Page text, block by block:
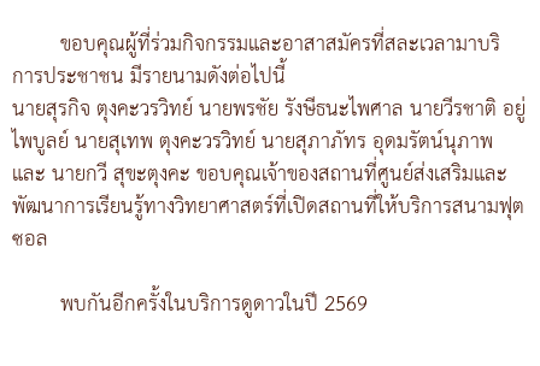
ขอบคุณผู้ที่ร่วมกิจกรรมและอาสาสมัครที่สละเวลามาบริ
การประชาชน มีรายนามดังต่อไปนี้
นายสุรกิจ ตุงคะวรวิทย์ นายพรชัย รังษีธนะไพศาล นายวีรชาติ อยู่
ไพบูลย์ นายสุเทพ ตุงคะวรวิทย์ นายสุภาภัทร อุดมรัตน์นุภาพ
และ นายกวี สุขะตุงคะ ขอบคุณเจ้าของสถานที่ศูนย์ส่งเสริมและ
พัฒนาการเรียนรู้ทางวิทยาศาสตร์ที่เปิดสถานที่ให้บริการสนามฟุต
ซอล
พบกันอีกครั้งในบริการดูดาวในปี 2569